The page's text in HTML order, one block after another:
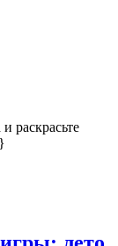
раскрасьте